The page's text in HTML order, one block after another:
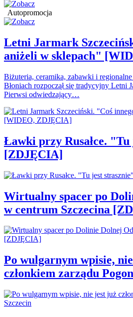
Autopromocja
Letni Jarmark
aniżeli w sklepach"
Biżuteria, ceramika, zabawki i
Błoniach rozpoczął się tradycyjny Letni
Pierwsi odwiedzający…
Ławki przy Rusałce.
[ZDJĘCIA]
Wirtualny spacer po
w centrum Szczecina
Po wulgarnym wpisie,
członkiem zarządu